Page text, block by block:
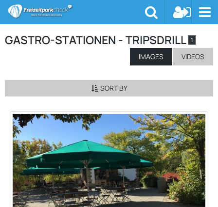
GASTRO-STATIONEN - TRIPSDRILL 1
IMAGES VIDEOS
SORT BY